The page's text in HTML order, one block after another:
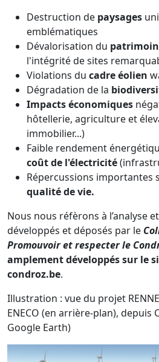
Destruction de paysages
emblématiques
Dévalorisation du
l'intégrité de sites
Violations du cadre éolien
Dégradation de la
Impacts économiques
hôtellerie, agriculture et
immobilier...)
Faible rendement
coût de l'électricité
Répercussions importantes
qualité de vie.
Nous nous réfèrons à l’analyse
développés et déposés par le
Promouvoir et respecter le
amplement développés sur le
condroz.be.
Illustration : vue du projet
ENECO (en arrière-plan), depuis
Google Earth)